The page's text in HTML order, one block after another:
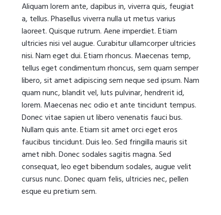
Aliquam lorem ante, dapibus in, viverra quis, feugiat
a, tellus. Phasellus viverra nulla ut metus varius
laoreet. Quisque rutrum. Aene imperdiet. Etiam
ultricies nisi vel augue. Curabitur ullamcorper ultricies
nisi. Nam eget dui. Etiam rhoncus. Maecenas temp,
tellus eget condimentum rhoncus, sem quam semper
libero, sit amet adipiscing sem neque sed ipsum. Nam
quam nunc, blandit vel, luts pulvinar, hendrerit id,
lorem. Maecenas nec odio et ante tincidunt tempus.
Donec vitae sapien ut libero venenatis fauci bus.
Nullam quis ante. Etiam sit amet orci eget eros
faucibus tincidunt. Duis leo. Sed fringilla mauris sit
amet nibh. Donec sodales sagitis magna. Sed
consequat, leo eget bibendum sodales, augue velit
cursus nunc. Donec quam felis, ultricies nec, pellen
esque eu pretium sem.